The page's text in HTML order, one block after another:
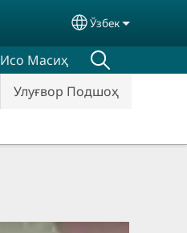
Select your
Ўзбек
Улуғвор Подшоҳ
Исо Масиҳ